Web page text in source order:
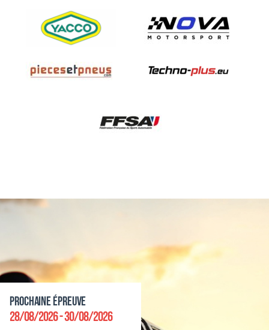
Prochaine épreuve
28/08/2026 - 30/08/2026